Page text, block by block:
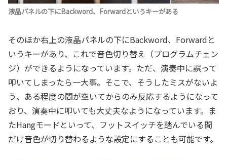
液晶パネルの下にBackword、Forwardというキーがある
そのほか右上の液晶パネルの下にBackword、Forwardと
いうキーがあり、これで音色切り替え（プログラムチェン
ジ）ができるようになっています。ただ、演奏中に誤って
叩いてしまったら一大事。そこで、そうしたミスがないよ
う、ある程度の間が空いてからのみ反応するようになって
おり、演奏中に叩いても大丈夫なようになっています。ま
たHangモードといって、フットスイッチを踏んでいる間
だけ音色が切り替わるような設定にすることも可能です。